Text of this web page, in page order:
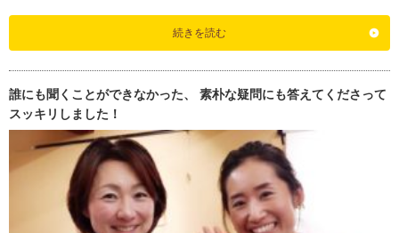
続きを読む
誰にも聞くことができなかった、 素朴な疑問にも答えてくださって
スッキリしました！